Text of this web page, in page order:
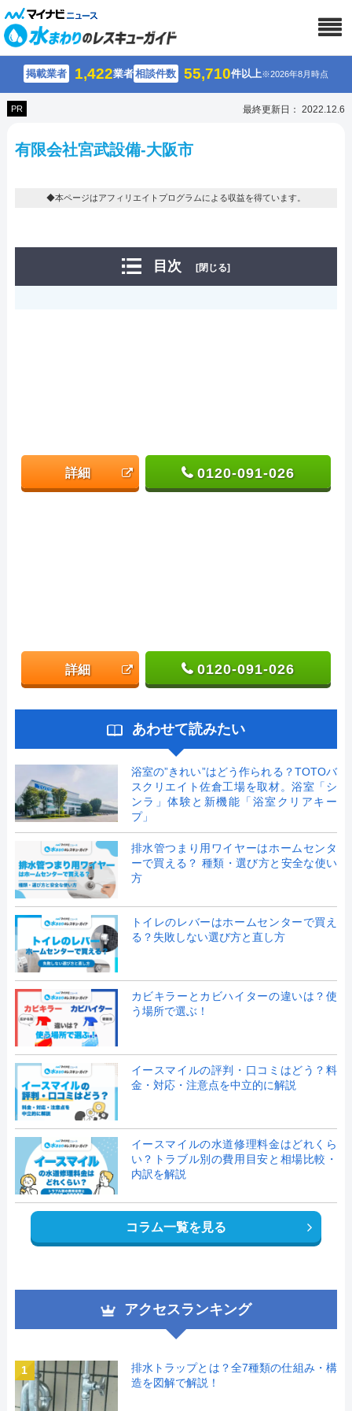
掲載業者 1,422業者相談件数 55,710件以上※2026年8月時点
PR 最終更新日： 2022.12.6
有限会社宮武設備-大阪市
◆本ページはアフィリエイトプログラムによる収益を得ています。
目次 [閉じる]
詳細 0120-091-026
詳細 0120-091-026
あわせて読みたい
浴室の”きれい”はどう作られる？TOTOバ
スクリエイト佐倉工場を取材。浴室「シ
ンラ」体験と新機能「浴室クリアキー
プ」
排水管つまり用ワイヤーはホームセンタ
ーで買える？ 種類・選び方と安全な使い
方
トイレのレバーはホームセンターで買え
る？失敗しない選び方と直し方
カビキラーとカビハイターの違いは？使
う場所で選ぶ！
イースマイルの評判・口コミはどう？料
金・対応・注意点を中立的に解説
イースマイルの水道修理料金はどれくら
い？トラブル別の費用目安と相場比較・
内訳を解説
コラム一覧を見る
アクセスランキング
1
排水トラップとは？全7種類の仕組み・構
造を図解で解説！